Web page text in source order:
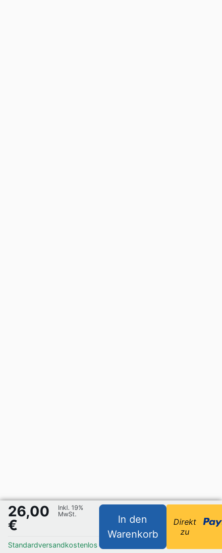
26,00
€
Inkl. 19%
MwSt.
Standardversandkostenlos
In den
Warenkorb
Direkt
zu